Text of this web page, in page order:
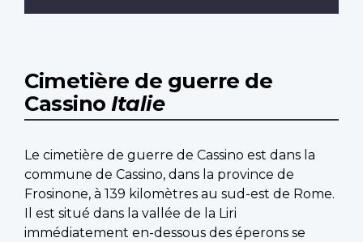
Cimetière de guerre de
Cassino Italie
Le cimetière de guerre de Cassino est dans la
commune de Cassino, dans la province de
Frosinone, à 139 kilomètres au sud-est de Rome.
Il est situé dans la vallée de la Liri
immédiatement en-dessous des éperons se